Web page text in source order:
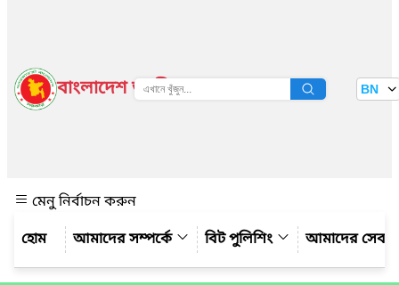
বাংলাদেশ জাতীয় তথ্য বাতায়ন BN
মেনু নির্বাচন করুন
আমাদের সম্পর্কে
বিট পুলিশিং আমাদের সেবা